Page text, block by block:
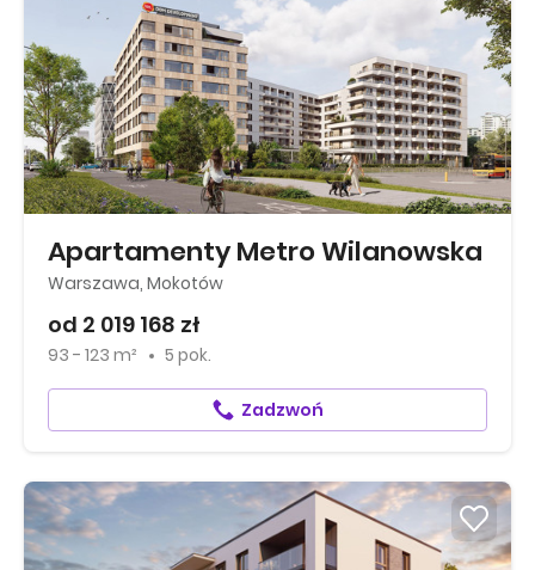
Apartamenty Metro Wilanowska
Warszawa, Mokotów
od 2 019 168 zł
93 - 123 m² 5 pok.
Zadzwoń